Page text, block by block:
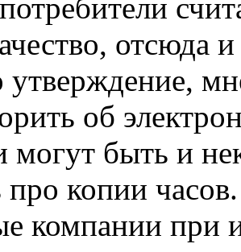
отсюда
утверждение,
об
могут быть и
про копии
компании при